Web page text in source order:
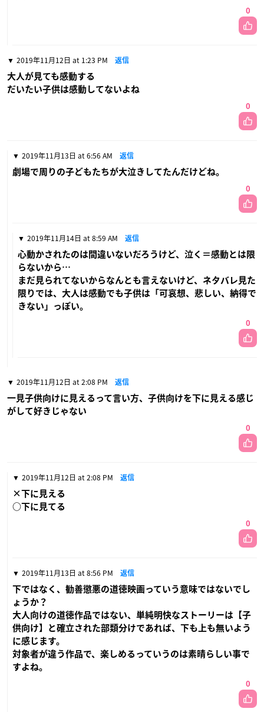
0
2019年11月12日 at 1:23 PM 返信
大人が見ても感動する
だいたい子供は感動してないよね
0
2019年11月13日 at 6:56 AM 返信
劇場で周りの子どもたちが大泣きしてたんだけどね。
0
2019年11月14日 at 8:59 AM 返信
心動かされたのは間違いないだろうけど、泣く＝感動とは限
らないから…
まだ見られてないからなんとも言えないけど、ネタバレ見た
限りでは、大人は感動でも子供は「可哀想、悲しい、納得で
きない」っぽい。
0
2019年11月12日 at 2:08 PM 返信
一見子供向けに見えるって言い方、子供向けを下に見える感じ
がして好きじゃない
0
2019年11月12日 at 2:08 PM 返信
×下に見える
○下に見てる
0
2019年11月13日 at 8:56 PM 返信
下ではなく、勧善懲悪の道徳映画っていう意味ではないでし
ょうか？
大人向けの道徳作品ではない、単純明快なストーリーは【子
供向け】と確立された部類分けであれば、下も上も無いよう
に感じます。
対象者が違う作品で、楽しめるっていうのは素晴らしい事で
すよね。
0